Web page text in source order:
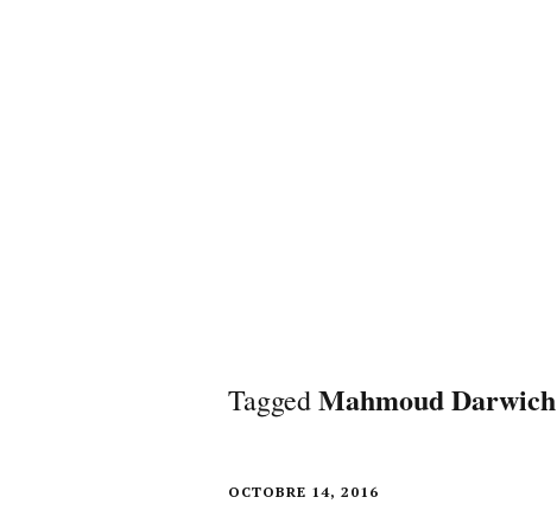
TaggedMahmoud Darwich
OCTOBRE 14, 2016